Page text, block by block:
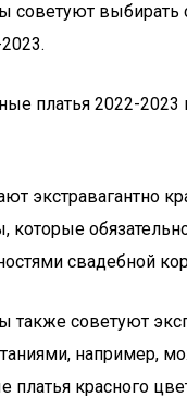
советуют выбирать
экстравагантно
свадебной
также советуют
например,
красного